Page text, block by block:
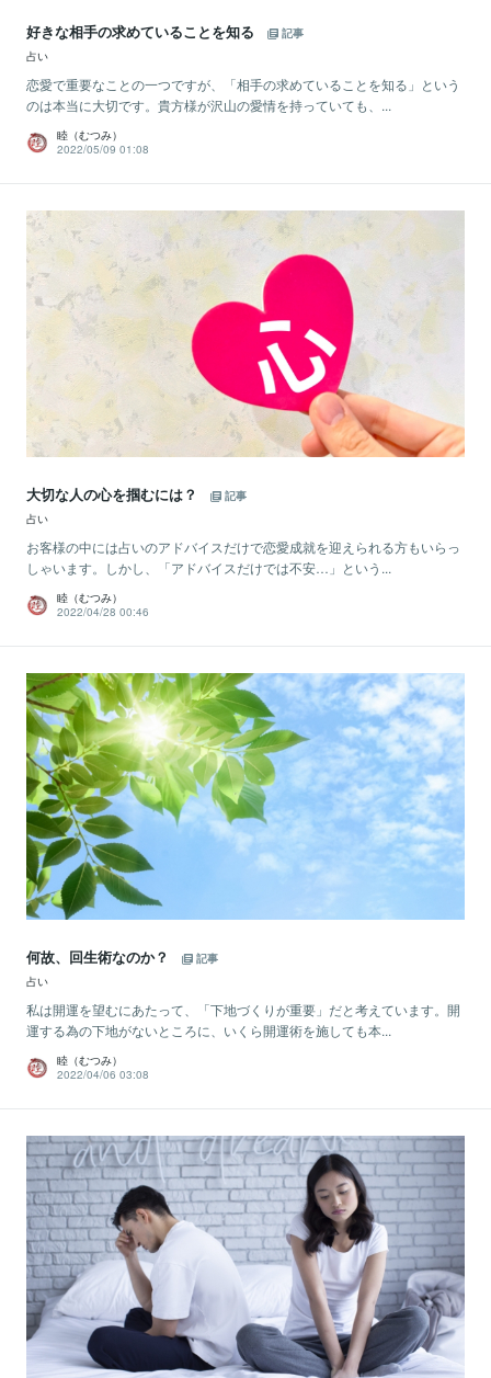
好きな相手の求めていることを知る
記事
占い
恋愛で重要なことの一つですが、「相手の求めていることを知る」という
のは本当に大切です。貴方様が沢山の愛情を持っていても、...
睦（むつみ）
2022/05/09 01:08
大切な人の心を掴むには？
記事
占い
お客様の中には占いのアドバイスだけで恋愛成就を迎えられる方もいらっ
しゃいます。しかし、「アドバイスだけでは不安…」という...
睦（むつみ）
2022/04/28 00:46
何故、回生術なのか？
記事
占い
私は開運を望むにあたって、「下地づくりが重要」だと考えています。開
運する為の下地がないところに、いくら開運術を施しても本...
睦（むつみ）
2022/04/06 03:08